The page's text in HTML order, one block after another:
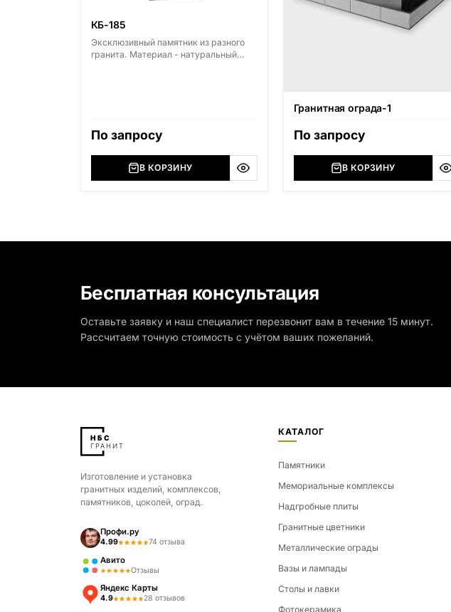
КБ-185
Эксклюзивный памятник из разного
гранита. Материал - натуральный
Житомерская область), Маславский
Сюксюансаари (Россия, Карелия),
Амфиболит (Россия, Мурманская
По запросу
В КОРЗИНУ
Гранитная ограда-1
По запросу
В КОРЗИНУ
Бесплатная консультация
Оставьте заявку и наш специалист перезвонит вам в течение 15 минут.
Рассчитаем точную стоимость с учётом ваших пожеланий.
Изготовление и установка
гранитных изделий, комплексов,
памятников, цоколей, оград.
Профи.ру
4.99 74 отзыва
Авито
Отзывы
Яндекс Карты
4.9 28 отзывов
КАТАЛОГ
Памятники
Мемориальные комплексы
Надгробные плиты
Гранитные цветники
Металлические ограды
Вазы и лампады
Столы и лавки
Фотокерамика